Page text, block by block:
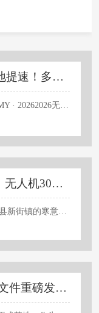
，小麦成片连
飞行参数，以实
来做分析。在南
浅水层，植株高
境适合无人机进
在距离冠层上方
下部病虫易发区
现象。相比之
长后期茎秆直
行间有...
2026无人机实景落地提速！多领域重大项目密集落地
LOW-ALTITUDE ECONOMY · 20262026无人机实景落地提速！多领域重大项目密集落地职业人才红利全面释放进入2026年下半年，国内低空经济正式告别概念试点阶段，迎来大规模实景落地的爆发期。近一个月以来，无人机在民生配送、智慧农业、文旅产业、城市应急、工业巡检等多个主流领域，落地一大批可落地、可商用、可量产的真实项目。随着行业商业化场景持续扩容，规范化、专业化作业成为硬性标准，持证上岗、实景实操、合规作业，已然成为无人机从业者的核心刚需，全新的职业发展机遇正在全面释放。 如今的无人机，早已不是大众印象中的娱乐玩具，而是赋能各行各业的核心智能工具。当下行业最稀缺的不再是飞行设备，而是懂合规、会实操、能独立落地商业项目的专业技术人才，低空经济的人才红利，正式进入全面兑现阶段。🔥 五大赛道同步爆发 · 实景落地进行时📦 低空物流标志事件：广州南沙海上无人机常态化配送 ·人才缺口：航线规划师、实景飞手🌾 ...
湖北深夜紧急救援！无人机30分钟锁定85岁失联老人，硬核技术守护民生
3月20日深夜11点，随州随县新街镇的寒意愈发浓烈，初春的夜风裹挟着湿冷气息，寒意直透衣骨。就在这个万籁俱寂的深夜，新街派出所的值班电话突然响起，一通带着哭腔的求助电话打破了宁静——一位85岁高龄的老人，当天下午出门后便失联未归，其子女均不在身边，家中仅剩同样年过八旬的老伴焦急万分，邻居们自发陪同家属，在周边道路、田间地头反复搜寻数小时，却始终未见老人踪影，情况万分危急。高龄老人深夜滞留野外，危险不言而喻。初春深夜气温持续走低，田间泥地湿滑难行，老人不仅可能遭遇失温、摔伤，还可能因体力不支陷入更危险的境地，每多滞留一分钟，生命安全就多一分威胁。就在众人束手无策、传统人力搜救陷入瓶颈之际，专业无人机挺身而出，成为这场深夜救援的“破局关键”，用科技力量为老人的生命保驾护航。警民空地联动，无人机化身深夜搜救“空中鹰眼”以往深夜野外寻人，纯靠人力排查往往事倍功半。漆黑的夜色让视线几乎为零，老人最后失联的区域...
2026 湖北省委一号文件重磅发布！无人机站上三农风口，持证入行抢占高薪红利